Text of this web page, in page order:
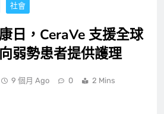
社會
日，CeraVe 支援全球
弱勢患者提供護理
9 個月 Ago 0 2 Mins